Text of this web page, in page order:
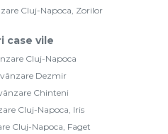
Cluj-Napoca, Zorilor
case vile
Cluj-Napoca
vânzare Dezmir
Chinteni
Cluj-Napoca, Iris
Cluj-Napoca, Faget